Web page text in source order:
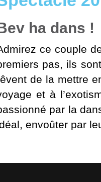
ha dans !
ce couple
pas, ils
de la mettre
et à
par la
envoûter par